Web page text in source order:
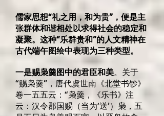
儒家思想“礼之用，和为贵”，便是主
张群体和谐相处以求得社会的稳定和
凝聚。这种“乐群贵和”的人文精神在
古代端午图绘中表现为三种类型。
一是赐枭羹图中的君臣和美。关于
“赐枭羹”，唐代虞世南《北堂书钞》
卷一五五云：“枭羹，《乐书》注
云：汉令郡国赐（当为‘送’）枭，五